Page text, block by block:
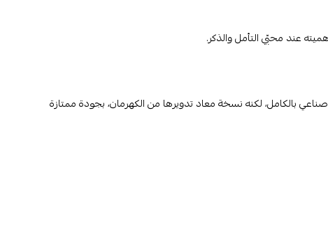
عند محبّي التأمل والذكر.
بالكامل، لكنه نسخة معاد تدويرها من الكهرمان، بجودة ممتازة